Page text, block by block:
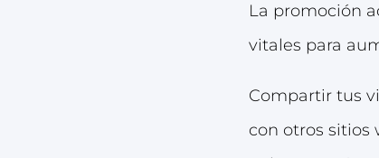
La promoción
vitales para
Compartir tus
con otros sitios